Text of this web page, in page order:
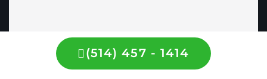
(514) 457 - 1414